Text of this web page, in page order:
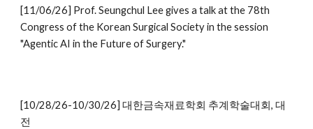
[11/06/26] Prof. Seungchul Lee gives a talk at the 78th
Congress of the Korean Surgical Society in the session
"Agentic AI in the Future of Surgery."
[10/28/26-10/30/26] 대한금속재료학회 추계학술대회, 대
전